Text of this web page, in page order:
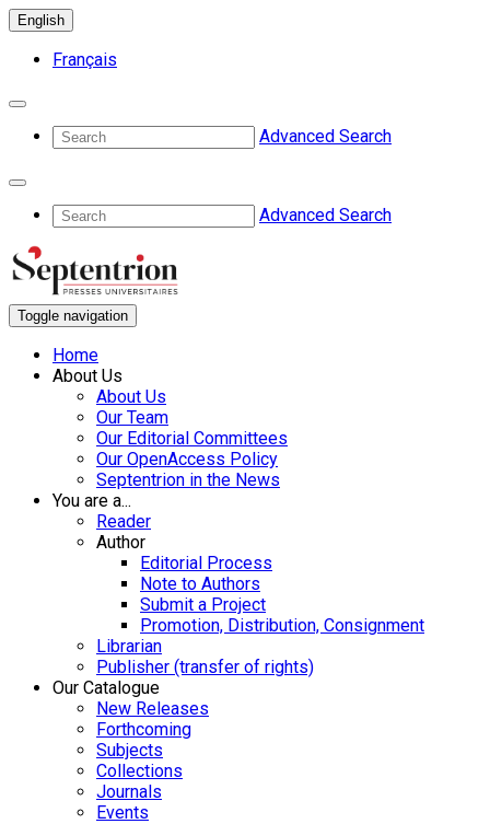
English
Français
Advanced Search
Advanced Search
Toggle navigation
Home
About Us
About Us
Our Team
Our Editorial Committees
Our OpenAccess Policy
Septentrion in the News
You are a...
Reader
Author
Editorial Process
Note to Authors
Submit a Project
Promotion, Distribution, Consignment
Librarian
Publisher (transfer of rights)
Our Catalogue
New Releases
Forthcoming
Subjects
Collections
Journals
Events